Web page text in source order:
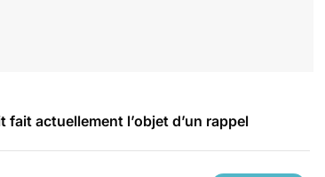
actuellement l’objet d’un rappel